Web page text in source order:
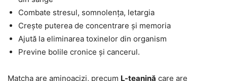
Combate stresul, somnolența, letargia
Crește puterea de concentrare și memoria
Ajută la eliminarea toxinelor din organism
Previne bolile cronice și cancerul.
Matcha are aminoacizi, precum L-teanină care are